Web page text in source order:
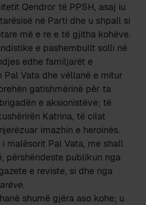
Qendror të PPSH, asaj iu
në Parti dhe u shpall si
më e re e të gjitha kohëve.
e pashembullt solli në
edhe familjarët e
Pal Vata dhe vëllanë e mitur
gatishmërinë për ta
e aksionistëve; të
Katrina, të cilat
imazhin e heroinës.
malësorit Pal Vata, me shall
përshëndeste publikun nga
e reviste, si dhe nga
.
shumë gjëra aso kohe; u